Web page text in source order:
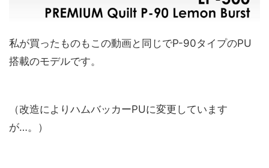
私が買ったものもこの動画と同じでP-90タイプのPU
搭載のモデルです。
（改造によりハムバッカーPUに変更しています
が…。）